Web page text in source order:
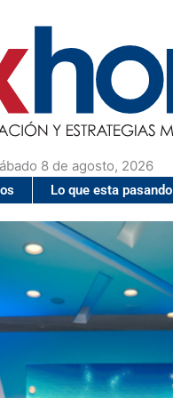
8 de agosto, 2026
Lo que esta pasando